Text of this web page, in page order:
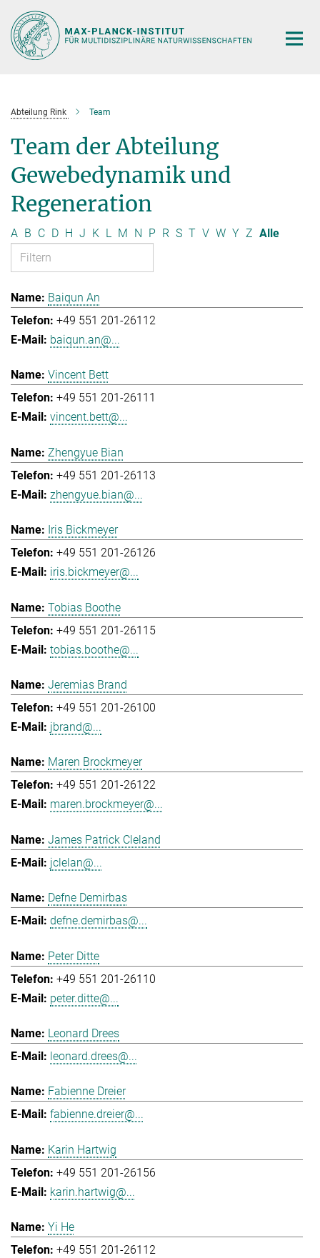
Hauptinhalt
Abteilung Rink Team
Team der Abteilung
Gewebedynamik und
Regeneration
A B C D H J K L M N P R S T V W Y Z Alle
Baiqun An
+49 551 201-26112
baiqun.an@...
Vincent Bett
+49 551 201-26111
vincent.bett@...
Zhengyue Bian
+49 551 201-26113
zhengyue.bian@...
Iris Bickmeyer
+49 551 201-26126
iris.bickmeyer@...
Tobias Boothe
+49 551 201-26115
tobias.boothe@...
Jeremias Brand
+49 551 201-26100
jbrand@...
Maren Brockmeyer
+49 551 201-26122
maren.brockmeyer@...
James Patrick Cleland
jclelan@...
Defne Demirbas
defne.demirbas@...
Peter Ditte
+49 551 201-26110
peter.ditte@...
Leonard Drees
leonard.drees@...
Fabienne Dreier
fabienne.dreier@...
Karin Hartwig
+49 551 201-26156
karin.hartwig@...
Yi He
+49 551 201-26112